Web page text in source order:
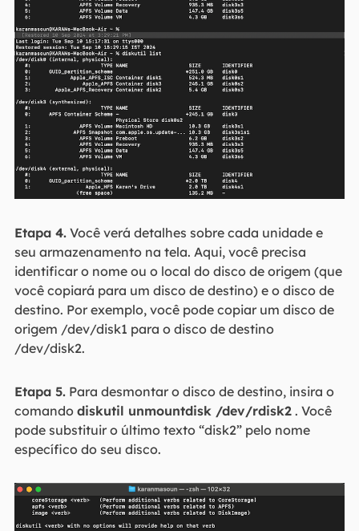
Etapa 4.Você verá detalhes sobre cada unidade e
seu armazenamento na tela. Aqui, você precisa
identificar o nome ou o local do disco de origem (que
você copiará para um disco de destino) e o disco de
destino. Por exemplo, você pode copiar um disco de
origem /dev/disk1 para o disco de destino
/dev/disk2.
Etapa 5.Para desmontar o disco de destino, insira o
comando diskutil unmountdisk /dev/rdisk2. Você
pode substituir o último texto “disk2” pelo nome
específico do seu disco.